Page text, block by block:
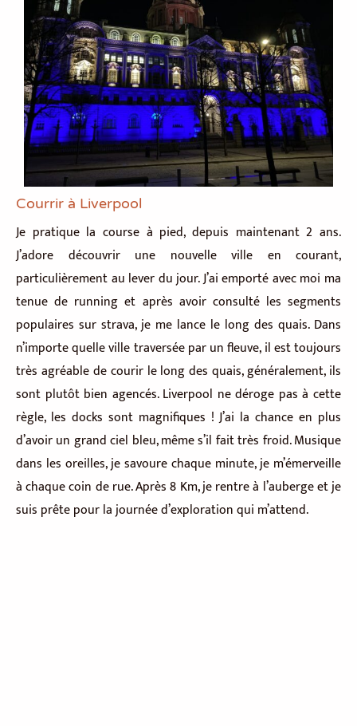
Courrir à Liverpool
Je pratique la course à pied, depuis maintenant 2 ans.
J’adore découvrir une nouvelle ville en courant,
particulièrement au lever du jour. J’ai emporté avec moi ma
tenue de running et après avoir consulté les segments
populaires sur strava, je me lance le long des quais. Dans
n’importe quelle ville traversée par un fleuve, il est toujours
très agréable de courir le long des quais, généralement, ils
sont plutôt bien agencés. Liverpool ne déroge pas à cette
règle, les docks sont magnifiques ! J’ai la chance en plus
d’avoir un grand ciel bleu, même s’il fait très froid. Musique
dans les oreilles, je savoure chaque minute, je m’émerveille
à chaque coin de rue. Après 8 Km, je rentre à l’auberge et je
suis prête pour la journée d’exploration qui m’attend.